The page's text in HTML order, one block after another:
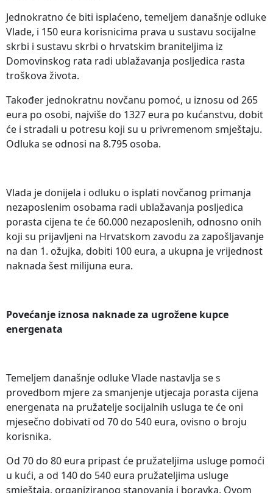
Jednokratno će biti isplaćeno, temeljem današnje odluke
Vlade, i 150 eura korisnicima prava u sustavu socijalne
skrbi i sustavu skrbi o hrvatskim braniteljima iz
Domovinskog rata radi ublažavanja posljedica rasta
troškova života.
Također jednokratnu novčanu pomoć, u iznosu od 265
eura po osobi, najviše do 1327 eura po kućanstvu, dobit
će i stradali u potresu koji su u privremenom smještaju.
Odluka se odnosi na 8.795 osoba.
Vlada je donijela i odluku o isplati novčanog primanja
nezaposlenim osobama radi ublažavanja posljedica
porasta cijena te će 60.000 nezaposlenih, odnosno onih
koji su prijavljeni na Hrvatskom zavodu za zapošljavanje
na dan 1. ožujka, dobiti 100 eura, a ukupna je vrijednost
naknada šest milijuna eura.
Povećanje iznosa naknade za ugrožene kupce
energenata
Temeljem današnje odluke Vlade nastavlja se s
provedbom mjere za smanjenje utjecaja porasta cijena
energenata na pružatelje socijalnih usluga te će oni
mjesečno dobivati od 70 do 540 eura, ovisno o broju
korisnika.
Od 70 do 80 eura pripast će pružateljima usluge pomoći
u kući, a od 140 do 540 eura pružateljima usluge
smještaja, organiziranog stanovanja i boravka. Ovom